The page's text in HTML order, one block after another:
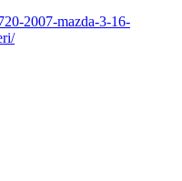
2007-mazda-3-16-